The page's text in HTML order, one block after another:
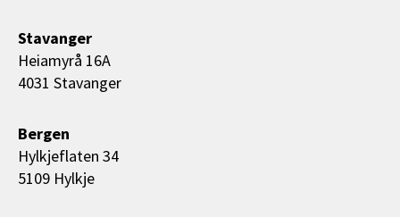
Stavanger
Heiamyrå 16A
4031 Stavanger
Bergen
Hylkjeflaten 34
5109 Hylkje